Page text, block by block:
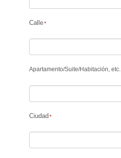
Calle
Apartamento/Suite/Habitación, etc.
Ciudad